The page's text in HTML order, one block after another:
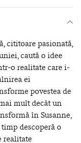
cititoare pasionată,
caută o idee
realitate care i-
ei
povestea de
mult decât un
în Susanne,
timpdescoperă o
realitate